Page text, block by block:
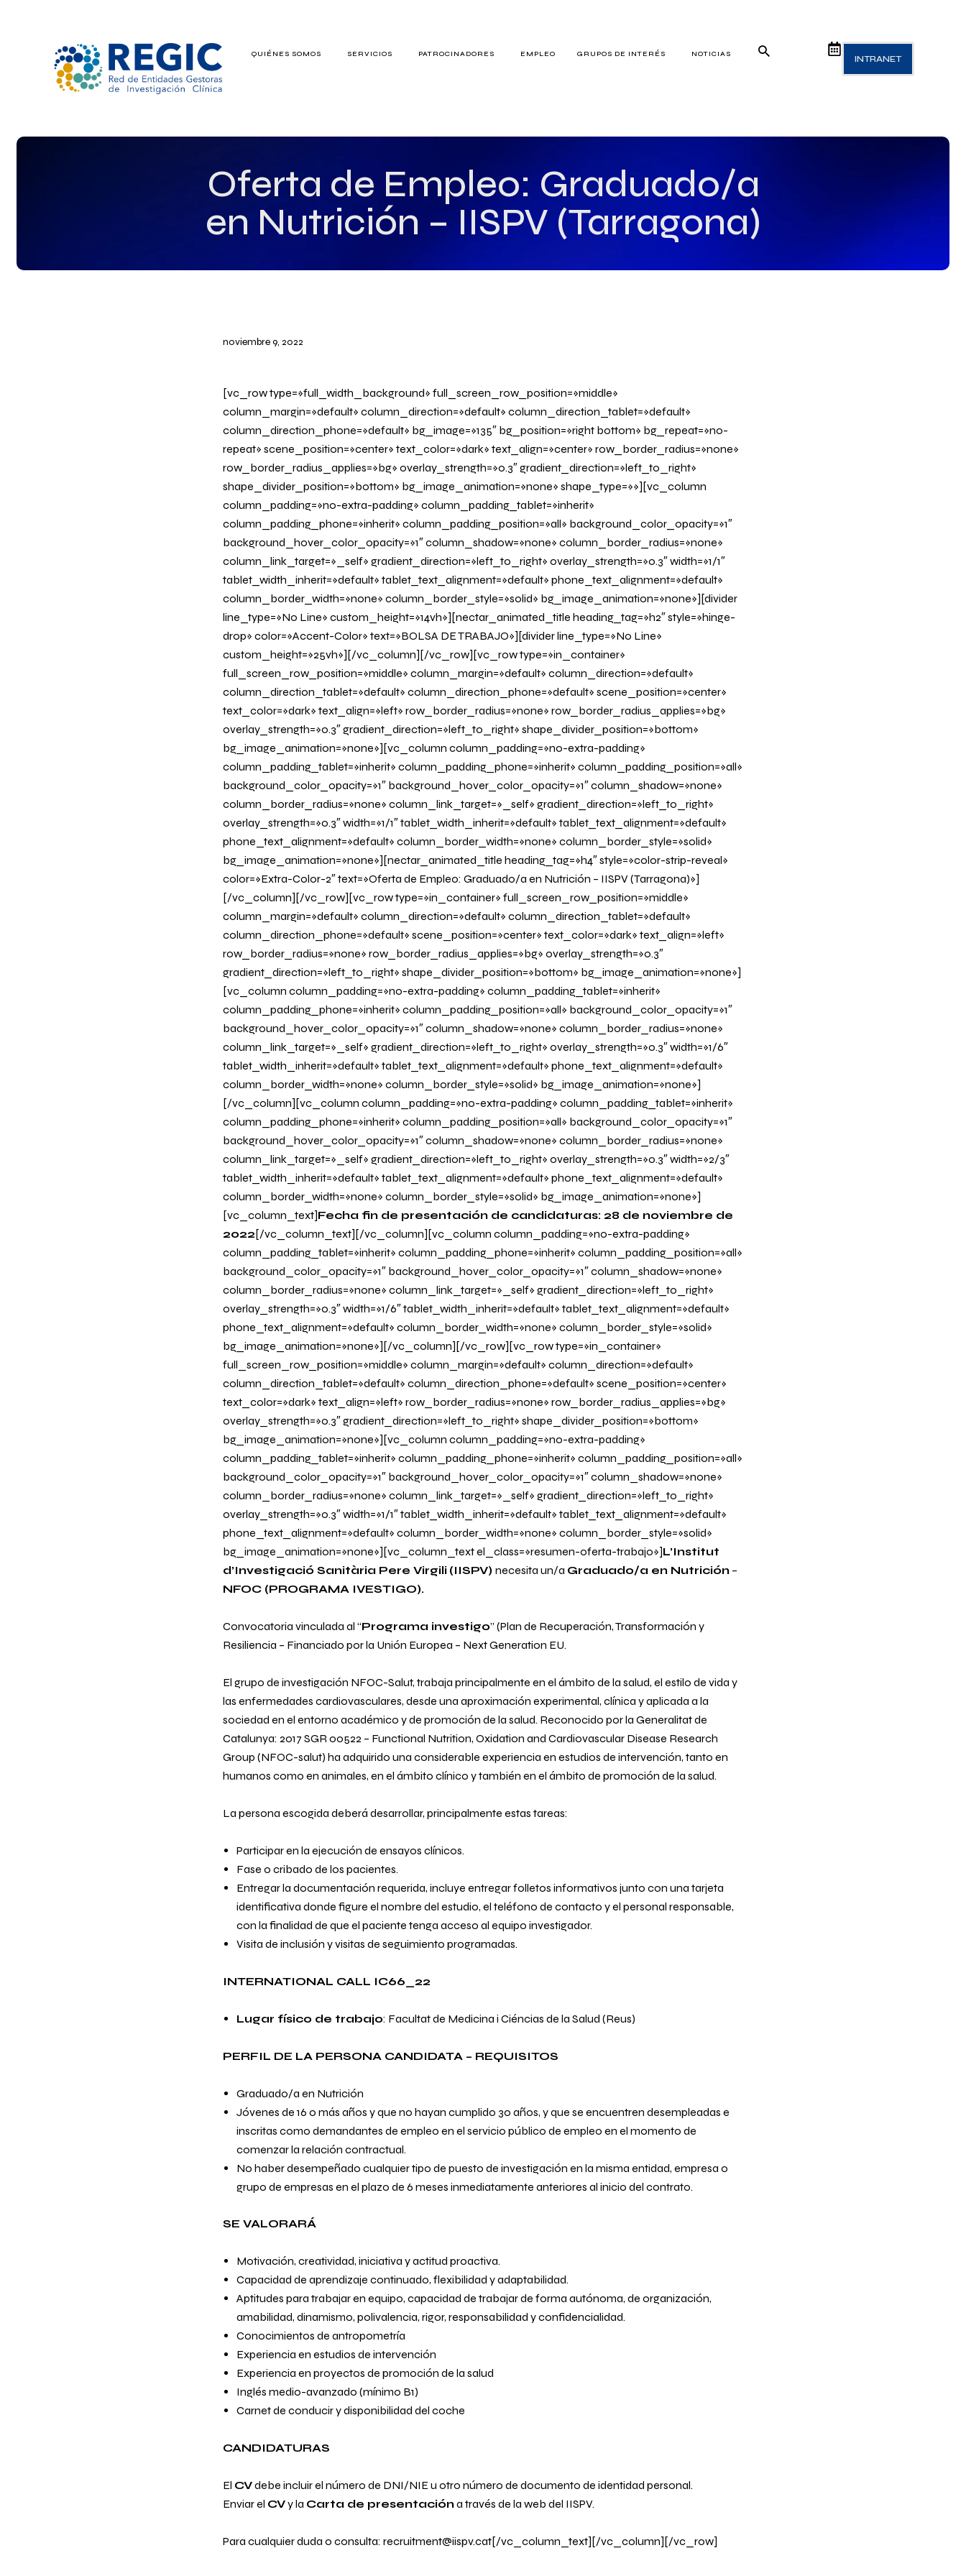
QUIÉNES SOMOS SERVICIOS PATROCINADORES EMPLEO GRUPOS DE INTERÉS NOTICIAS INTRANET
Oferta de Empleo: Graduado/a
en Nutrición – IISPV (Tarragona)
QUIÉNES SOMOS
SERVICIOS
EMPLEO
noviembre 9, 2022
[vc_row type=»full_width_background» full_screen_row_position=»middle»
column_margin=»default» column_direction=»default» column_direction_tablet=»default»
column_direction_phone=»default» bg_image=»135″ bg_position=»right bottom» bg_repeat=»no-
repeat» scene_position=»center» text_color=»dark» text_align=»center» row_border_radius=»none»
row_border_radius_applies=»bg» overlay_strength=»0.3″ gradient_direction=»left_to_right»
shape_divider_position=»bottom» bg_image_animation=»none» shape_type=»»][vc_column
column_padding=»no-extra-padding» column_padding_tablet=»inherit»
column_padding_phone=»inherit» column_padding_position=»all» background_color_opacity=»1″
background_hover_color_opacity=»1″ column_shadow=»none» column_border_radius=»none»
column_link_target=»_self» gradient_direction=»left_to_right» overlay_strength=»0.3″ width=»1/1″
tablet_width_inherit=»default» tablet_text_alignment=»default» phone_text_alignment=»default»
column_border_width=»none» column_border_style=»solid» bg_image_animation=»none»][divider
line_type=»No Line» custom_height=»14vh»][nectar_animated_title heading_tag=»h2″ style=»hinge-
drop» color=»Accent-Color» text=»BOLSA DE TRABAJO»][divider line_type=»No Line»
custom_height=»25vh»][/vc_column][/vc_row][vc_row type=»in_container»
full_screen_row_position=»middle» column_margin=»default» column_direction=»default»
column_direction_tablet=»default» column_direction_phone=»default» scene_position=»center»
text_color=»dark» text_align=»left» row_border_radius=»none» row_border_radius_applies=»bg»
overlay_strength=»0.3″ gradient_direction=»left_to_right» shape_divider_position=»bottom»
bg_image_animation=»none»][vc_column column_padding=»no-extra-padding»
column_padding_tablet=»inherit» column_padding_phone=»inherit» column_padding_position=»all»
background_color_opacity=»1″ background_hover_color_opacity=»1″ column_shadow=»none»
column_border_radius=»none» column_link_target=»_self» gradient_direction=»left_to_right»
overlay_strength=»0.3″ width=»1/1″ tablet_width_inherit=»default» tablet_text_alignment=»default»
phone_text_alignment=»default» column_border_width=»none» column_border_style=»solid»
bg_image_animation=»none»][nectar_animated_title heading_tag=»h4″ style=»color-strip-reveal»
color=»Extra-Color-2″ text=»Oferta de Empleo: Graduado/a en Nutrición – IISPV (Tarragona)»]
[/vc_column][/vc_row][vc_row type=»in_container» full_screen_row_position=»middle»
column_margin=»default» column_direction=»default» column_direction_tablet=»default»
column_direction_phone=»default» scene_position=»center» text_color=»dark» text_align=»left»
row_border_radius=»none» row_border_radius_applies=»bg» overlay_strength=»0.3″
gradient_direction=»left_to_right» shape_divider_position=»bottom» bg_image_animation=»none»]
[vc_column column_padding=»no-extra-padding» column_padding_tablet=»inherit»
column_padding_phone=»inherit» column_padding_position=»all» background_color_opacity=»1″
background_hover_color_opacity=»1″ column_shadow=»none» column_border_radius=»none»
column_link_target=»_self» gradient_direction=»left_to_right» overlay_strength=»0.3″ width=»1/6″
tablet_width_inherit=»default» tablet_text_alignment=»default» phone_text_alignment=»default»
column_border_width=»none» column_border_style=»solid» bg_image_animation=»none»]
[/vc_column][vc_column column_padding=»no-extra-padding» column_padding_tablet=»inherit»
column_padding_phone=»inherit» column_padding_position=»all» background_color_opacity=»1″
background_hover_color_opacity=»1″ column_shadow=»none» column_border_radius=»none»
column_link_target=»_self» gradient_direction=»left_to_right» overlay_strength=»0.3″ width=»2/3″
tablet_width_inherit=»default» tablet_text_alignment=»default» phone_text_alignment=»default»
column_border_width=»none» column_border_style=»solid» bg_image_animation=»none»]
[vc_column_text]Fecha fin de presentación de candidaturas: 28 de noviembre de
2022 [/vc_column_text][/vc_column][vc_column column_padding=»no-extra-padding»
column_padding_tablet=»inherit» column_padding_phone=»inherit» column_padding_position=»all»
background_color_opacity=»1″ background_hover_color_opacity=»1″ column_shadow=»none»
column_border_radius=»none» column_link_target=»_self» gradient_direction=»left_to_right»
overlay_strength=»0.3″ width=»1/6″ tablet_width_inherit=»default» tablet_text_alignment=»default»
phone_text_alignment=»default» column_border_width=»none» column_border_style=»solid»
bg_image_animation=»none»][/vc_column][/vc_row][vc_row type=»in_container»
full_screen_row_position=»middle» column_margin=»default» column_direction=»default»
column_direction_tablet=»default» column_direction_phone=»default» scene_position=»center»
text_color=»dark» text_align=»left» row_border_radius=»none» row_border_radius_applies=»bg»
overlay_strength=»0.3″ gradient_direction=»left_to_right» shape_divider_position=»bottom»
bg_image_animation=»none»][vc_column column_padding=»no-extra-padding»
column_padding_tablet=»inherit» column_padding_phone=»inherit» column_padding_position=»all»
background_color_opacity=»1″ background_hover_color_opacity=»1″ column_shadow=»none»
column_border_radius=»none» column_link_target=»_self» gradient_direction=»left_to_right»
overlay_strength=»0.3″ width=»1/1″ tablet_width_inherit=»default» tablet_text_alignment=»default»
phone_text_alignment=»default» column_border_width=»none» column_border_style=»solid»
bg_image_animation=»none»][vc_column_text el_class=»resumen-oferta-trabajo»]L’Institut
d’Investigació Sanitària Pere Virgili (IISPV) necesita un/a Graduado/a en Nutrición–
NFOC (PROGRAMA IVESTIGO).
Convocatoria vinculada al “Programa investigo” (Plan de Recuperación, Transformación y
Resiliencia – Financiado por la Unión Europea – Next Generation EU.
El grupo de investigación NFOC-Salut, trabaja principalmente en el ámbito de la salud, el estilo de vida y
las enfermedades cardiovasculares, desde una aproximación experimental, clínica y aplicada a la
sociedad en el entorno académico y de promoción de la salud. Reconocido por la Generalitat de
Catalunya: 2017 SGR 00522 – Functional Nutrition, Oxidation and Cardiovascular Disease Research
Group (NFOC-salut) ha adquirido una considerable experiencia en estudios de intervención, tanto en
humanos como en animales, en el ámbito clínico y también en el ámbito de promoción de la salud.
La persona escogida deberá desarrollar, principalmente estas tareas:
Participar en la ejecución de ensayos clínicos.
Fase o cribado de los pacientes.
Entregar la documentación requerida, incluye entregar folletos informativos junto con una tarjeta
identificativa donde figure el nombre del estudio, el teléfono de contacto y el personal responsable,
con la finalidad de que el paciente tenga acceso al equipo investigador.
Visita de inclusión y visitas de seguimiento programadas.
INTERNATIONAL CALL IC66_22
Lugar físico de trabajo: Facultat de Medicina i Ciéncias de la Salud (Reus)
PERFIL DE LA PERSONA CANDIDATA – REQUISITOS
Graduado/a en Nutrición
Jóvenes de 16 o más años y que no hayan cumplido 30 años, y que se encuentren desempleadas e
inscritas como demandantes de empleo en el servicio público de empleo en el momento de
comenzar la relación contractual.
No haber desempeñado cualquier tipo de puesto de investigación en la misma entidad, empresa o
grupo de empresas en el plazo de 6 meses inmediatamente anteriores al inicio del contrato.
SE VALORARÁ
Motivación, creatividad, iniciativa y actitud proactiva.
Capacidad de aprendizaje continuado, flexibilidad y adaptabilidad.
Aptitudes para trabajar en equipo, capacidad de trabajar de forma autónoma, de organización,
amabilidad, dinamismo, polivalencia, rigor, responsabilidad y confidencialidad.
Conocimientos de antropometría
Experiencia en estudios de intervención
Experiencia en proyectos de promoción de la salud
Inglés medio-avanzado (mínimo B1)
Carnet de conducir y disponibilidad del coche
CANDIDATURAS
El CVdebe incluir el número de DNI/NIE u otro número de documento de identidad personal.
Enviar el CVy la Carta de presentacióna través de la web del IISPV.
Para cualquier duda o consulta: recruitment@iispv.cat[/vc_column_text][/vc_column][/vc_row]